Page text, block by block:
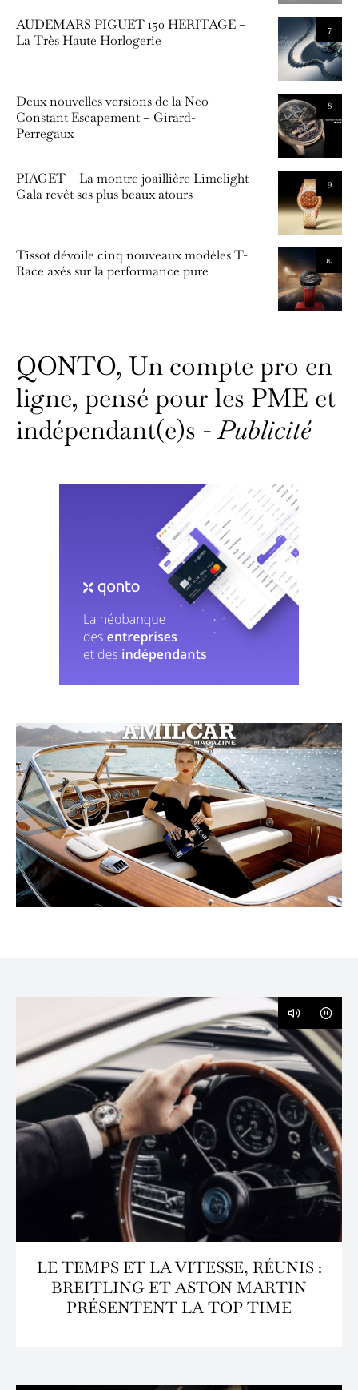
7
AUDEMARS PIGUET 150 HERITAGE –
La Très Haute Horlogerie
8
Deux nouvelles versions de la Neo
Constant Escapement – Girard-
Perregaux
9
PIAGET – La montre joaillière Limelight
Gala revêt ses plus beaux atours
10
Tissot dévoile cinq nouveaux modèles T-
Race axés sur la performance pure
QONTO, Un compte pro en
ligne, pensé pour les PME et
indépendant(e)s -Publicité
LE TEMPS ET LA VITESSE, RÉUNIS :
BREITLING ET ASTON MARTIN
PRÉSENTENT LA TOP TIME